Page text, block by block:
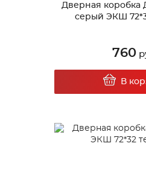
Дверная коробка
серый ЭКШ
760
В